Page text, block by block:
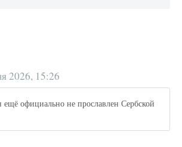
2026, 15:26
официально не прославлен Сербской